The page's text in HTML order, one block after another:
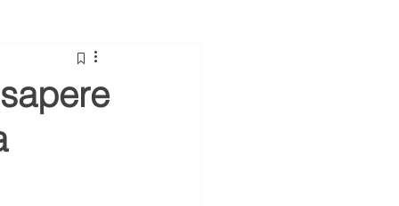
un libro
sussurri